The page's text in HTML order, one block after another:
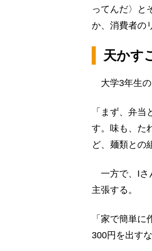
ってんだ〉と
か、消費者の
天かす
大学3年生のI
「まず、弁
す。味も、た
ど、麺類との
一方で、Iさ
主張する。
「家で簡単
300円を出す